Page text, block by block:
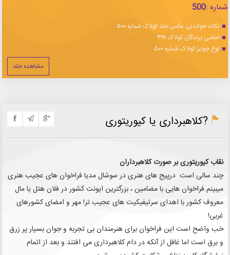
شماره :500
نکات خواندنی عکس جلد کولاک شماره ۵۰۰
اسامی برندگان کولاک ۴۹۷
نوع جوایز کولاک شماره ۵۰۰
مشاهده جلد
?کلاهبرداری یا کیوریتوری
نقاب کیوریتوری بر صورت کلاهبرداران
چند سالی است درپیج های هنری در سوشال مدیا فراخوان های عجیب هنری
میبینم.فراخوان هایی با مضامین ، بزرگترین ایونت کشور در فلان هتل یا مال
معروف کشور با اهدای سرتیفیکیت های عجیب تر! مهر و امضای کشورهای
غربی!
خب واضح است این فراخوان برای هنرمندان بی تجربه و جوان بسیار پر زرق
و برق است اما غافل از آنکه در دام کلاهبرداری می افتند و بعد از اتمام